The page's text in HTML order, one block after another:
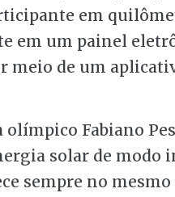
em
em um painel
meio de um
Fabiano
solar de modo
sempre no